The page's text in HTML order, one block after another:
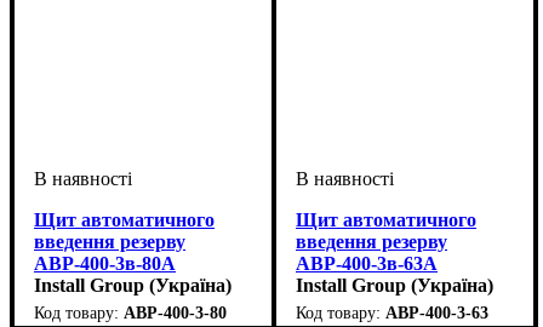
Щит автоматичного
введення резерву
АВР-400-3в-80А
Install Group (Україна)
АВР-400-3-80
Щит автоматичного
введення резерву
АВР-400-3в-63А
Install Group (Україна)
АВР-400-3-63